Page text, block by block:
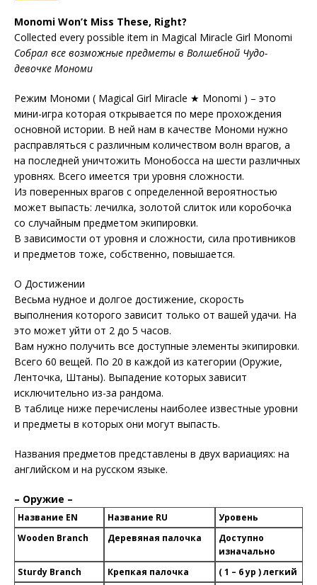
Monomi Won’t Miss These, Right?
Collected every possible item in Magical Miracle Girl Monomi
Собрал все возможные предметы в Волшебной Чудо-
девочке Мономи
Режим Мономи ( Magical Girl Miracle ★ Monomi ) – это
мини-игра которая открывается по мере прохождения
основной истории. В ней нам в качестве Мономи нужно
расправляться с различным количеством волн врагов, а
на последней уничтожить Монобосса на шести различных
уровнях. Всего имеется три уровня сложности.
Из поверенных врагов с определенной вероятностью
может выпасть: лечилка, золотой слиток или коробочка
со случайным предметом экипировки.
В зависимости от уровня и сложности, сила противников
и предметов тоже, собственно, повышается.
О Достижении
Весьма нудное и долгое достижение, скорость
выполнения которого зависит только от вашей удачи. На
это может уйти от 2 до 5 часов.
Вам нужно получить все доступные элементы экипировки.
Всего 60 вещей. По 20 в каждой из категории (Оружие,
Ленточка, Штаны). Выпадение которых зависит
исключительно из-за рандома.
В таблице ниже перечислены наиболее известные уровни
и предметы в которых они могут выпасть.
Названия предметов представлены в двух вариациях: на
английском и на русском языке.
– Оружие –
Название EN Название RU
Уровень
Wooden Branch
Деревяная палочка
Доступно
изначально
Sturdy Branch
Крепкая палочка
( 1 – 6 ур ) легкий